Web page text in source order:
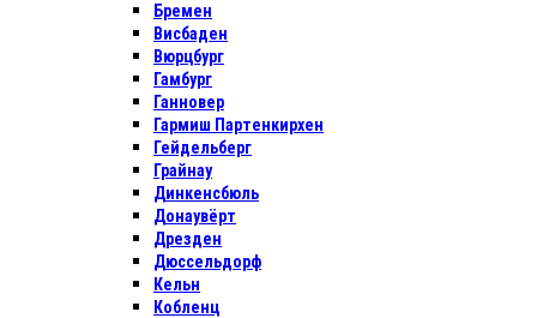
Бремен
Висбаден
Вюрцбург
Гамбург
Ганновер
Гармиш Партенкирхен
Гейдельберг
Грайнау
Динкенсбюль
Донаувёрт
Дрезден
Дюссельдорф
Кельн
Кобленц